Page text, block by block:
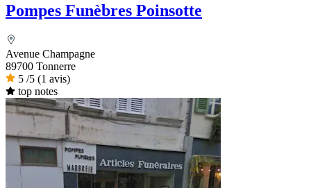
Pompes Funèbres Poinsotte
Avenue Champagne
89700 Tonnerre
5 /5 (1 avis)
top notes